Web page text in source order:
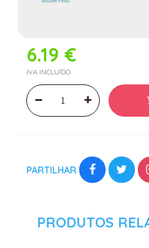
6.19 €
IVA INCLUÍDO
PARTILHAR
PRODUTOS